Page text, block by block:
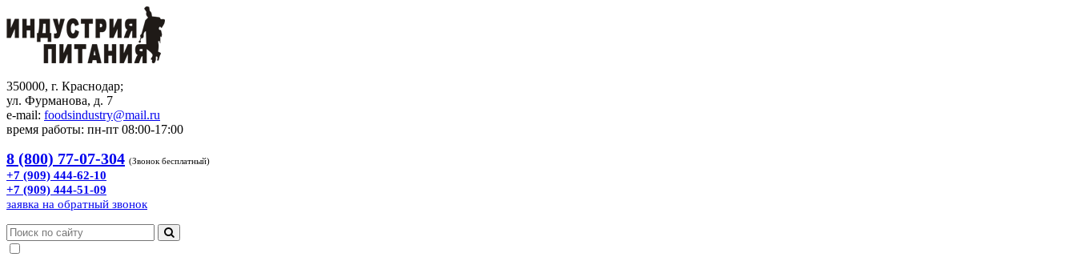
350000, г. Краснодар;
ул. Фурманова, д. 7
e-mail: foodsindustry@mail.ru
время работы: пн-пт 08:00-17:00
8 (800) 77-07-304 (Звонок бесплатный)
+7 (909) 444-62-10
+7 (909) 444-51-09
заявка на обратный звонок